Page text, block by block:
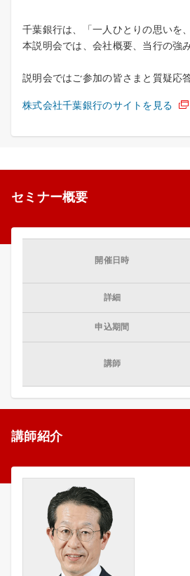
千葉銀行は、「一人ひとりの思いを
本説明会では、会社概要、当行の強
説明会ではご参加の皆さまと質疑応
株式会社千葉銀行のサイトを見る
セミナー概要
開催日時
詳細
申込期間
講師
講師紹介